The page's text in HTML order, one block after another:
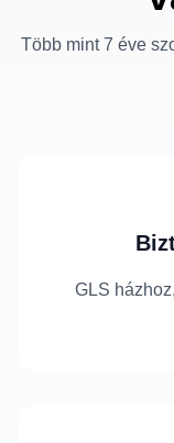
Több mint 7 éve
GLS